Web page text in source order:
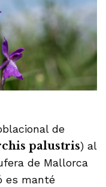
de
palustris) al
de Mallorca
es manté